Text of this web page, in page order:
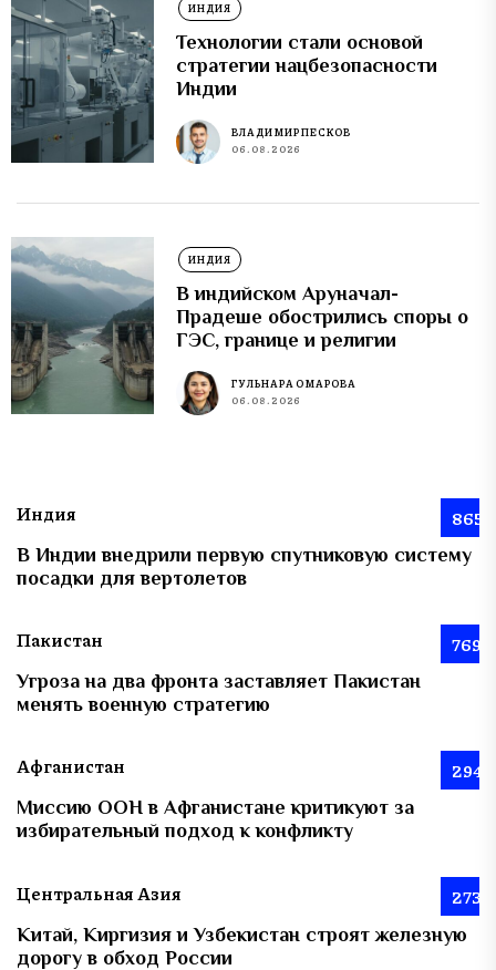
ИНДИЯ
Технологии стали основой
стратегии нацбезопасности
Индии
ВЛАДИМИР ПЕСКОВ
06.08.2026
ИНДИЯ
В индийском Аруначал-
Прадеше обострились споры о
ГЭС, границе и религии
ГУЛЬНАРА ОМАРОВА
06.08.2026
Индия 865
В Индии внедрили первую спутниковую систему
посадки для вертолетов
Пакистан 769
Угроза на два фронта заставляет Пакистан
менять военную стратегию
Афганистан 294
Миссию ООН в Афганистане критикуют за
избирательный подход к конфликту
Центральная Азия 273
Китай, Киргизия и Узбекистан строят железную
дорогу в обход России